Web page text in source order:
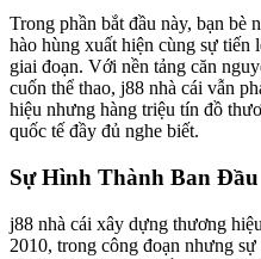
Trong phần bắt đầu này, bạn bè
hào hùng xuất hiện cùng sự tiến
giai đoạn. Với nền tảng căn
cuốn thể thao, j88 nhà cái vẫn
hiệu nhưng hàng triệu tín đồ
quốc tế đầy đủ nghe biết.
Sự Hình Thành Ban Đầu
j88 nhà cái xây dựng thương
2010, trong công đoạn nhưng